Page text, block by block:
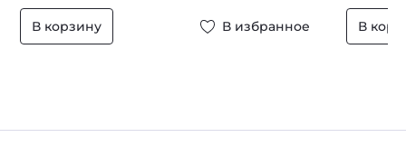
В корзину В избранное В